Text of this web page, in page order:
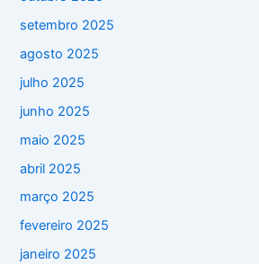
setembro 2025
agosto 2025
julho 2025
junho 2025
maio 2025
abril 2025
março 2025
fevereiro 2025
janeiro 2025